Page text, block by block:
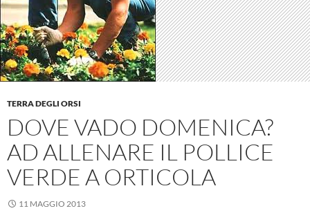
TERRA DEGLI ORSI
DOVE VADO DOMENICA?
AD ALLENARE IL POLLICE
VERDE A ORTICOLA
11 MAGGIO 2013